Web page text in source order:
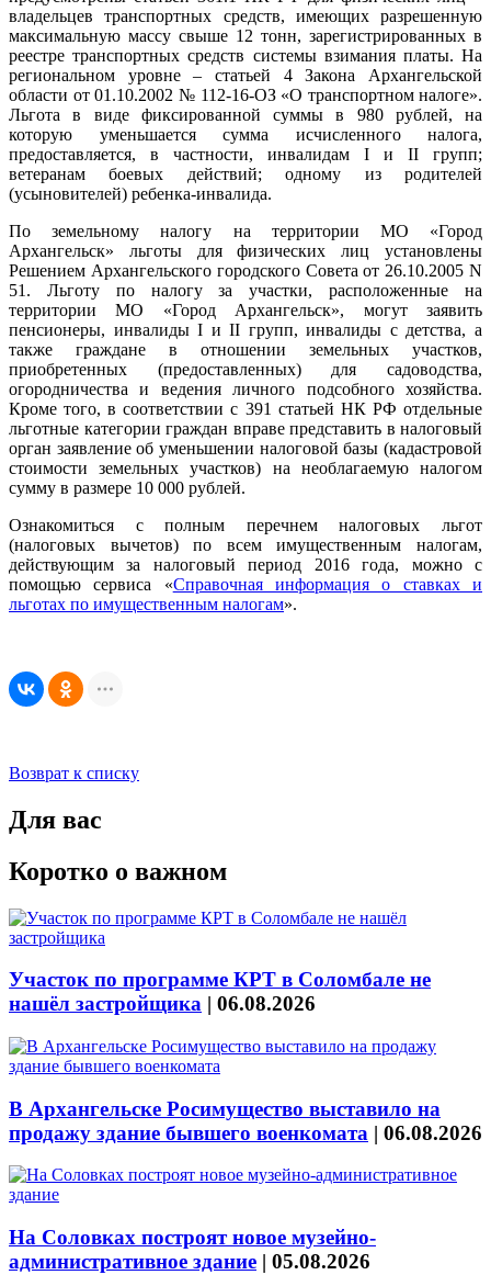
владельцев транспортных средств, имеющих разрешенную
максимальную массу свыше 12 тонн, зарегистрированных в
реестре транспортных средств системы взимания платы. На
региональном уровне – статьей 4 Закона Архангельской
области от 01.10.2002 № 112-16-ОЗ «О транспортном налоге».
Льгота в виде фиксированной суммы в 980 рублей, на
которую уменьшается сумма исчисленного налога,
предоставляется, в частности, инвалидам I и II групп;
ветеранам боевых действий; одному из родителей
(усыновителей) ребенка-инвалида.
По земельному налогу на территории МО «Город
Архангельск» льготы для физических лиц установлены
Решением Архангельского городского Совета от 26.10.2005 N
51. Льготу по налогу за участки, расположенные на
территории МО «Город Архангельск», могут заявить
пенсионеры, инвалиды I и II групп, инвалиды с детства, а
также граждане в отношении земельных участков,
приобретенных (предоставленных) для садоводства,
огородничества и ведения личного подсобного хозяйства.
Кроме того, в соответствии с 391 статьей НК РФ отдельные
льготные категории граждан вправе представить в налоговый
орган заявление об уменьшении налоговой базы (кадастровой
стоимости земельных участков) на необлагаемую налогом
сумму в размере 10 000 рублей.
Ознакомиться с полным перечнем налоговых льгот
(налоговых вычетов) по всем имущественным налогам,
действующим за налоговый период 2016 года, можно с
помощью сервиса «Справочная информация о ставках и
льготах по имущественным налогам».
Возврат к списку
Для вас
Коротко о важном
Участок по программе КРТ в Соломбале не
нашёл застройщика | 06.08.2026
В Архангельске Росимущество выставило на
продажу здание бывшего военкомата | 06.08.2026
На Соловках построят новое музейно-
административное здание | 05.08.2026